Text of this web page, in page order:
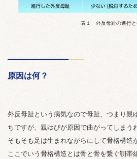
表１ 外反母趾の進行と
原因は何？
外反母趾という病気なので母趾、つまり親
ちですが、親ゆびが原因で曲がってしまう
そもそも足は生まれながらにして骨格構造
ここでいう骨格構造とは骨と骨を繋ぐ靭帯